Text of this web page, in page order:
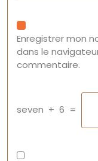
Enregistrer mon
dans le
commentaire.
seven + 6 =